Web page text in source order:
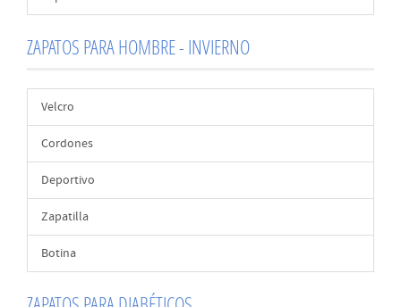
ZAPATOS PARA HOMBRE - INVIERNO
Velcro
Cordones
Deportivo
Zapatilla
Botina